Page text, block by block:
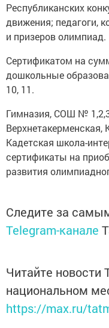
Республиканских
движения; педагоги,
и призеров олимпиад.
Сертификатом на
дошкольные
10, 11.
Гимназия, СОШ №
Верхнетакерменская,
Кадетская школа-
сертификаты на
развития
Следите за
Telegram-канале
Читайте новости
национальном
https://max.ru/